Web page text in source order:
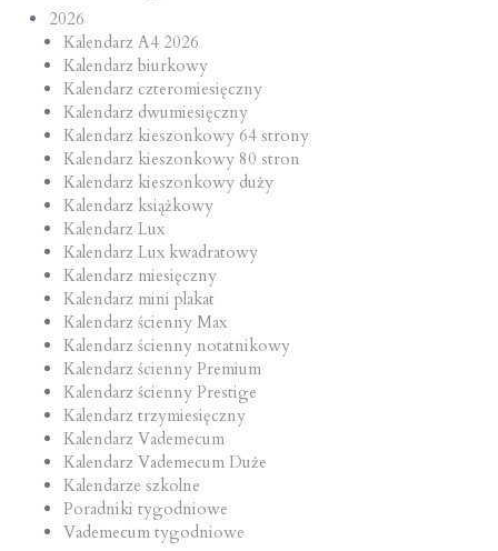
2026
Kalendarz A4 2026
Kalendarz biurkowy
Kalendarz czteromiesięczny
Kalendarz dwumiesięczny
Kalendarz kieszonkowy 64 strony
Kalendarz kieszonkowy 80 stron
Kalendarz kieszonkowy duży
Kalendarz książkowy
Kalendarz Lux
Kalendarz Lux kwadratowy
Kalendarz miesięczny
Kalendarz mini plakat
Kalendarz ścienny Max
Kalendarz ścienny notatnikowy
Kalendarz ścienny Premium
Kalendarz ścienny Prestige
Kalendarz trzymiesięczny
Kalendarz Vademecum
Kalendarz Vademecum Duże
Kalendarze szkolne
Poradniki tygodniowe
Vademecum tygodniowe